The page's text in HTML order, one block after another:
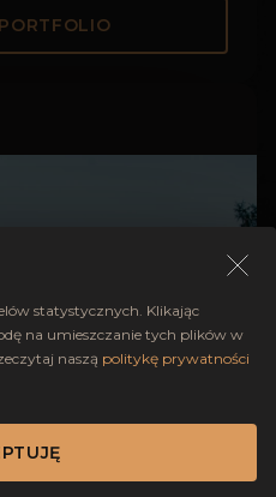
statystycznych. Klikając
na umieszczanie tych plików w
naszą politykę prywatności